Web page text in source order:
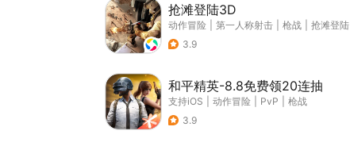
抢滩登陆3D
动作冒险 第一人称射击 枪战
抢滩登陆
3.9
和平精英-8.8免费领20连抽
支持iOS 动作冒险 PvP
枪战
3.9